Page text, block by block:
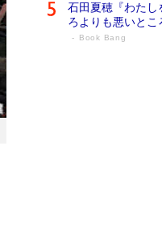
石田夏穂『わたし
ろよりも悪いとこ
Book Bang